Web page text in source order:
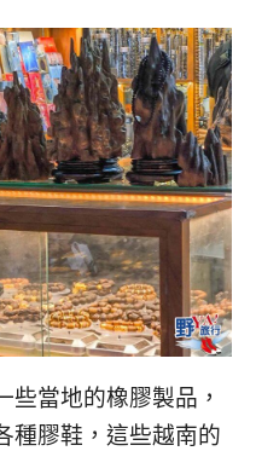
當地的橡膠製品，
種膠鞋，這些越南的